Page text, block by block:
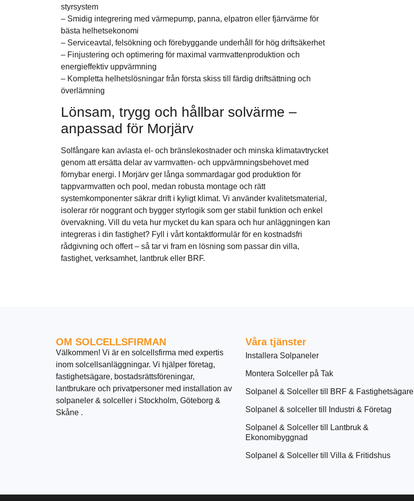
styrsystem
– Smidig integrering med värmepump, panna, elpatron eller fjärrvärme för
bästa helhetsekonomi
– Serviceavtal, felsökning och förebyggande underhåll för hög driftsäkerhet
– Finjustering och optimering för maximal varmvattenproduktion och
energieffektiv uppvärmning
– Kompletta helhetslösningar från första skiss till färdig driftsättning och
överlämning
Lönsam, trygg och hållbar solvärme –
anpassad för Morjärv
Solfångare kan avlasta el- och bränslekostnader och minska klimatavtrycket
genom att ersätta delar av varmvatten- och uppvärmningsbehovet med
förnybar energi. I Morjärv ger långa sommardagar god produktion för
tappvarmvatten och pool, medan robusta montage och rätt
systemkomponenter säkrar drift i kyligt klimat. Vi använder kvalitetsmaterial,
isolerar rör noggrant och bygger styrlogik som ger stabil funktion och enkel
övervakning. Vill du veta hur mycket du kan spara och hur anläggningen kan
integreras i din fastighet? Fyll i vårt kontaktformulär för en kostnadsfri
rådgivning och offert – så tar vi fram en lösning som passar din villa,
fastighet, verksamhet, lantbruk eller BRF.
OM SOLCELLSFIRMAN
Välkommen! Vi är en solcellsfirma med expertis
inom solcellsanläggningar. Vi hjälper företag,
fastighetsägare, bostadsrättsföreningar,
lantbrukare och privatpersoner med installation av
solpaneler & solceller i Stockholm, Göteborg &
Skåne .
Våra tjänster
Installera Solpaneler
Montera Solceller på Tak
Solpanel & Solceller till BRF & Fastighetsägare
Solpanel & solceller till Industri & Företag
Solpanel & Solceller till Lantbruk &
Ekonomibyggnad
Solpanel & Solceller till Villa & Fritidshus